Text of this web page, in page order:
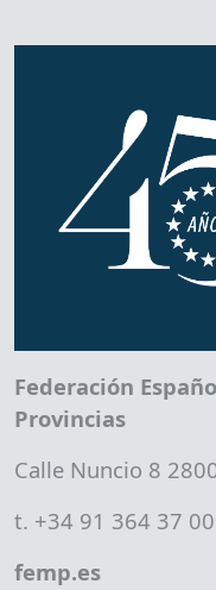
Federación
Provincias
Calle Nuncio 8
t. +34 91 364 37 00
femp.es